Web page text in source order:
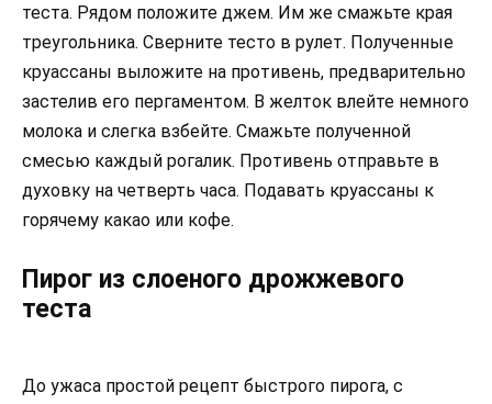
теста. Рядом положите джем. Им же смажьте края
треугольника. Сверните тесто в рулет. Полученные
круассаны выложите на противень, предварительно
застелив его пергаментом. В желток влейте немного
молока и слегка взбейте. Смажьте полученной
смесью каждый рогалик. Противень отправьте в
духовку на четверть часа. Подавать круассаны к
горячему какао или кофе.
Пирог из слоеного дрожжевого
теста
До ужаса простой рецепт быстрого пирога, с